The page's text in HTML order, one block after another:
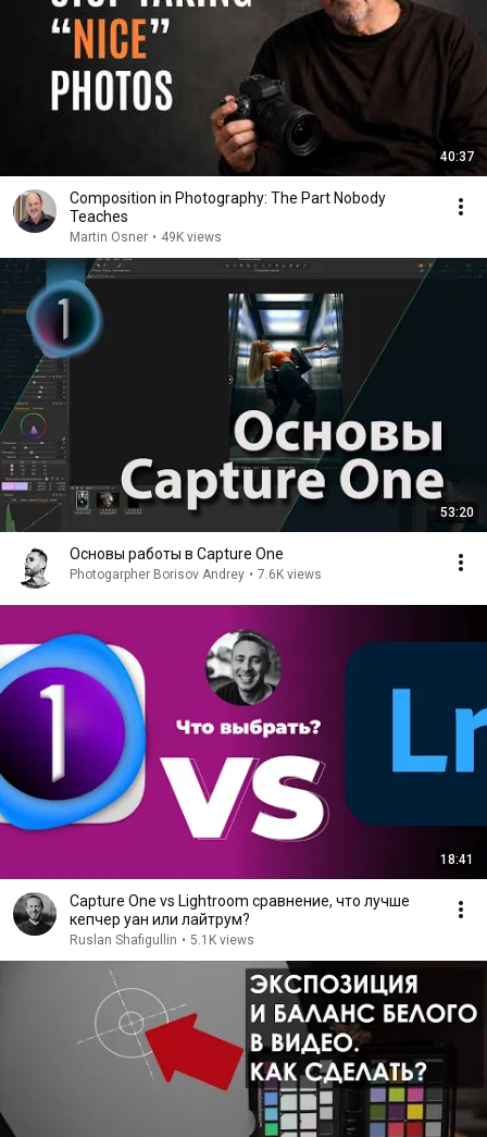
40:37
Composition in Photography: The Part Nobody
Teaches
Martin Osner • 49K views
53:20
Основы работы в Capture One
Photogarpher Borisov Andrey • 7.6K views
18:41
Capture One vs Lightroom сравнение, что лучше
кепчер уан или лайтрум?
Ruslan Shafigullin • 5.1K views